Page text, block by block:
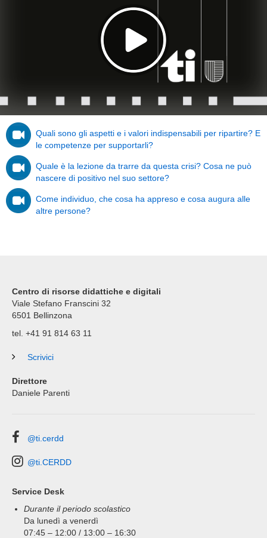
Quali sono gli aspetti e i valori indispensabili per ripartire? E
le competenze per supportarli?
Quale è la lezione da trarre da questa crisi? Cosa ne può
nascere di positivo nel suo settore?
Come individuo, che cosa ha appreso e cosa augura alle
altre persone?
Centro di risorse didattiche e digitali
Viale Stefano Franscini 32
6501 Bellinzona
tel. +41 91 814 63 11
Scrivici
Direttore
Daniele Parenti
@ti.cerdd
@ti.CERDD
Service Desk
Durante il periodo scolastico
Da lunedì a venerdì
07:45 – 12:00 / 13:00 – 16:30